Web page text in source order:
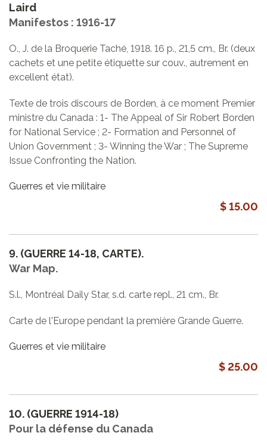
Laird
Manifestos : 1916-17
O., J. de la Broquerie Taché, 1918. 16 p., 21,5 cm., Br. (deux
cachets et une petite étiquette sur couv., autrement en
excellent état).
Texte de trois discours de Borden, à ce moment Premier
ministre du Canada : 1- The Appeal of Sir Robert Borden
for National Service ; 2- Formation and Personnel of
Union Government ; 3- Winning the War ; The Supreme
Issue Confronting the Nation.
Guerres et vie militaire
$ 15.00
9. (GUERRE 14-18, CARTE).
War Map.
S.l., Montréal Daily Star, s.d. carte repl., 21 cm., Br.
Carte de l'Europe pendant la première Grande Guerre.
Guerres et vie militaire
$ 25.00
10. (GUERRE 1914-18)
Pour la défense du Canada